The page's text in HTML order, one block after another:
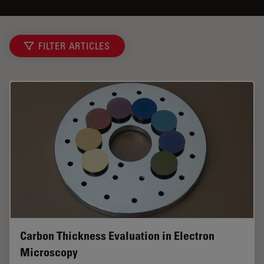
FILTER ARTICLES
Carbon Thickness Evaluation in Electron
Microscopy